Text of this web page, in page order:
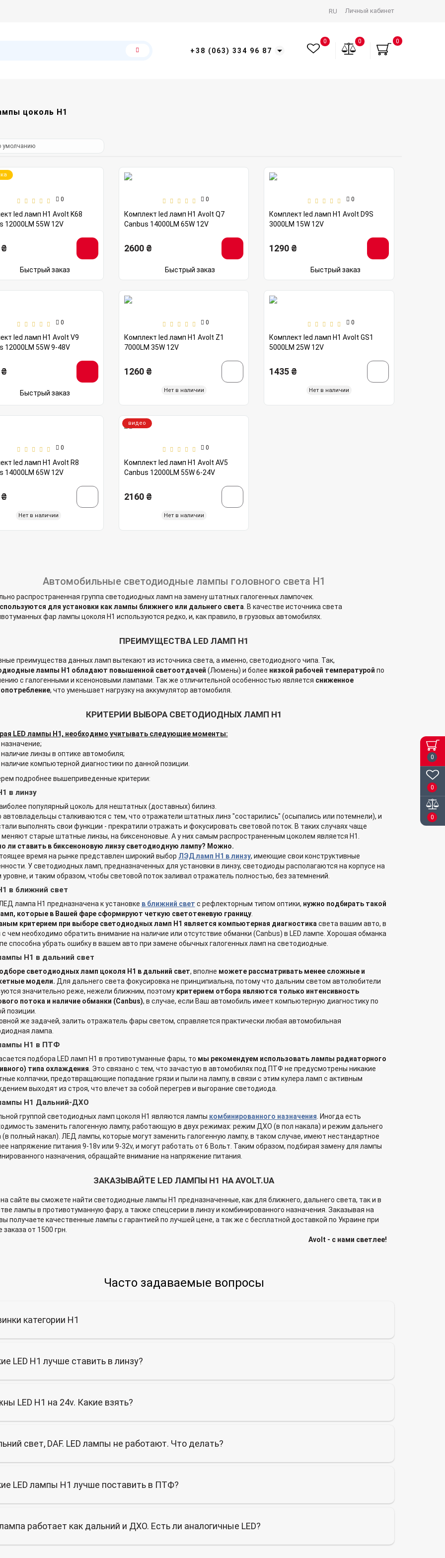
0
0
0
Личный кабинет
RU
+38 (063) 334 96 87
0
0
0
цоколь H1
0
led ламп H1 Avolt K68
12000LM 55W 12V
Быстрый заказ
0
Комплект led ламп H1 Avolt Q7
Canbus 14000LM 65W 12V
2600 ₴
Быстрый заказ
0
Комплект led ламп H1 Avolt D9S
3000LM 15W 12V
1290 ₴
Быстрый заказ
0
led ламп H1 Avolt V9
12000LM 55W 9-48V
Быстрый заказ
0
Комплект led ламп H1 Avolt Z1
7000LM 35W 12V
1260 ₴
Нет в наличии
0
Комплект led ламп H1 Avolt GS1
5000LM 25W 12V
1435 ₴
Нет в наличии
0
led ламп H1 Avolt R8
14000LM 65W 12V
Нет в наличии
0
Комплект led ламп H1 Avolt AV5
Canbus 12000LM 55W 6-24V
видео
2160 ₴
Нет в наличии
Автомобильные светодиодные лампы головного света H1
распространенная группа светодиодных ламп на замену штатных галогенных лампочек.
для установки как лампы ближнего или дальнего света . В качестве источника света
фар лампы цоколя H1 используются редко, и, как правило, в грузовых автомобилях.
ПРЕИМУЩЕСТВА LED ЛАМП H1
преимущества данных ламп вытекают из источника света, а именно, светодиодного чипа. Так,
лампы H1 обладают повышенной светоотдачей (Люмены) и более низкой рабочей температурой по
с галогенными и ксеноновыми лампами. Так же отличительной особенностью является сниженное
, что уменьшает нагрузку на аккумулятор автомобиля.
КРИТЕРИИ ВЫБОРА СВЕТОДИОДНЫХ ЛАМП H1
LED лампы H1, необходимо учитывать следующие моменты:
назначение;
наличие линзы в оптике автомобиля;
наличие компьютерной диагностики по данной позиции.
подробнее вышеприведенные критерии:
в линзу
популярный цоколь для нештатных (доставных) билинз.
автовладельцы сталкиваются с тем, что отражатели штатных линз "состарились" (осыпались или потемнели), и
выполнять свои функции - прекратили отражать и фокусировать световой поток. В таких случаях чаще
меняют старые штатные линзы, на биксеноновые. А у них самым распространенным цоколем является H1.
ли ставить в биксеноновую линзу светодиодную лампу? Можно.
время на рынке представлен широкий выбор ЛЭД ламп H1 в линзу, имеющие свои конструктивные
У светодиодных ламп, предназначенных для установки в линзу, светодиоды располагаются на корпусе на
уровне, и таким образом, чтобы световой поток заливал отражатель полностью, без затемнений.
в ближний свет
лампа H1 предназначена к установке в ближний свет с рефлекторным типом оптики, нужно подбирать такой
которые в Вашей фаре сформируют четкую светотеневую границу.
критерием при выборе светодиодных ламп H1 является компьютерная диагностика света вашим авто, в
с чем необходимо обратить внимание на наличие или отсутствие обманки (Canbus) в LED лампе. Хорошая обманка
способна убрать ошибку в вашем авто при замене обычных галогенных ламп на светодиодные.
H1 в дальний свет
светодиодных ламп цоколя H1 в дальний свет, вполне можете рассматривать менее сложные и
модели. Для дальнего света фокусировка не принципиальна, потому что дальним светом автолюбители
значительно реже, нежели ближним, поэтому критерием отбора являются только интенсивность
потока и наличие обманки (Canbus), в случае, если Ваш автомобиль имеет компьютерную диагностику по
позиции.
же задачей, залить отражатель фары светом, справляется практически любая автомобильная
лампа.
H1 в ПТФ
подбора LED ламп H1 в противотуманные фары, то мы рекомендуем использовать лампы радиаторного
типа охлаждения . Это связано с тем, что зачастую в автомобилях под ПТФ не предусмотрены никакие
колпачки, предотвращающие попадание грязи и пыли на лампу, в связи с этим кулера ламп с активным
выходят из строя, что влечет за собой перегрев и выгорание светодиода.
H1 Дальний-ДХО
группой светодиодных ламп цоколя H1 являются лампы комбинированного назначения . Иногда есть
заменить галогенную лампу, работающую в двух режимах: режим ДХО (в пол накала) и режим дальнего
(в полный накал). ЛЕД лампы, которые могут заменить галогенную лампу, в таком случае, имеют нестандартное
напряжение питания 9-18v или 9-32v, и могут работать от 6 Вольт. Таким образом, подбирая замену для лампы
назначения, обращайте внимание на напряжение питания.
ЗАКАЗЫВАЙТЕ LED ЛАМПЫ H1 НА AVOLT.UA
сайте вы сможете найти светодиодные лампы H1 предназначенные, как для ближнего, дальнего света, так и в
лампы в противотуманную фару, а также спецсерии в линзу и комбинированного назначения. Заказывая на
получаете качественные лампы с гарантией по лучшей цене, а так же с бесплатной доставкой по Украине при
заказа от 1500 грн.
Avolt - с нами светлее!
Часто задаваемые вопросы
категории H1
LED H1 лучше ставить в линзу?
LED H1 на 24v. Какие взять?
свет, DAF. LED лампы не работают. Что делать?
LED лампы H1 лучше поставить в ПТФ?
работает как дальний и ДХО. Есть ли аналогичные LED?